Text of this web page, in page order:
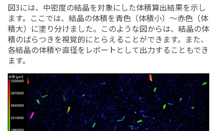
図3には、中密度の結晶を対象にした体積算出結果を示し
ます。ここでは、結晶の体積を青色（体積小）～赤色（体
積大）に塗り分けました。このような図からは、結晶の体
積のばらつきを視覚的にとらえることができます。また、
各結晶の体積や直径をレポートとして出力することもでき
ます。